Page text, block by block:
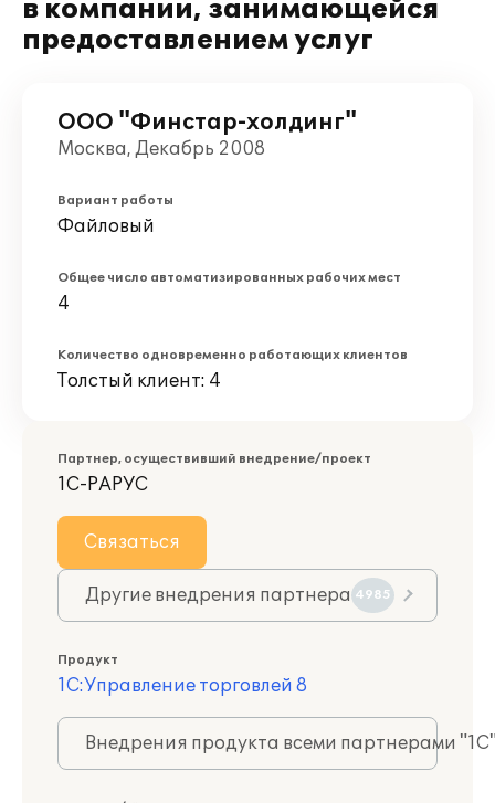
в компании, занимающейся
предоставлением услуг
ООО "Финстар-холдинг"
Москва, Декабрь 2008
Вариант работы
Файловый
Общее число автоматизированных рабочих мест
4
Количество одновременно работающих клиентов
Толстый клиент: 4
Партнер, осуществивший внедрение/проект
1С-РАРУС
Связаться
Другие внедрения партнера 4985
Продукт
1С:Управление торговлей 8
Внедрения продукта всеми партнерами